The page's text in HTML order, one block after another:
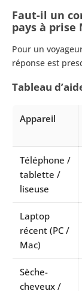
Faut-il un
pays à prise
Pour un
réponse est
Tableau
Appareil
Téléphone /
tablette /
liseuse
Laptop
récent (PC /
Mac)
Sèche-
cheveux /